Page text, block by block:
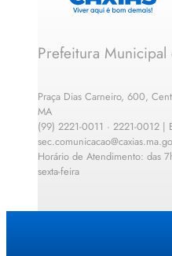
Prefeitura Municipal
Praça Dias Carneiro, 600,
MA
(99) 2221-0011 · 2221-0012 |
Horário de Atendimento: das
sexta-feira